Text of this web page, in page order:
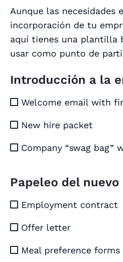
Aunque las necesidades
incorporación de tu
aquí tienes una plantilla
usar como punto de
Introducción a la
 Welcome email with
 New hire packet
 Company “swag bag”
Papeleo del
 Employment contract
 Offer letter
 Meal preference forms